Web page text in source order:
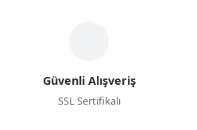
Güvenli Alışveriş
SSL Sertifikalı